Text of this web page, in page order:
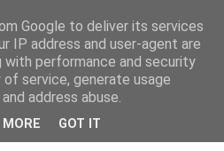
Google to deliver its services
IP address and user-agent are
with performance and security
service, generate usage
address abuse.
MORE GOT IT